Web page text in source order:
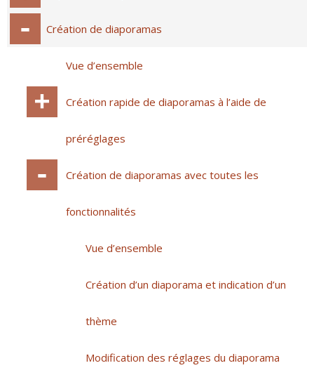
Création de diaporamas
Vue d’ensemble
Création rapide de diaporamas à l’aide de
préréglages
Création de diaporamas avec toutes les
fonctionnalités
Vue d’ensemble
Création d’un diaporama et indication d’un
thème
Modification des réglages du diaporama